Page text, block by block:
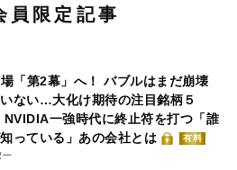
員限定記事
「第2幕」へ！ バブルはまだ崩壊
いない…大化け期待の注目銘柄５
NVIDIA一強時代に終止符を打つ「誰
っている」あの会社とは
有料
一